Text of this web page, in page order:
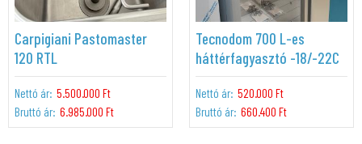
Carpigiani Pastomaster
120 RTL
Nettó ár: 5.500.000 Ft
Bruttó ár: 6.985.000 Ft
Tecnodom 700 L-es
háttérfagyasztó -18/-22C
Nettó ár: 520.000 Ft
Bruttó ár: 660.400 Ft